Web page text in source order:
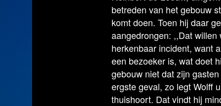
betreden van het gebouw
komt doen. Toen hij daar
aangedrongen: ,,Dat
herkenbaar incident, want
een bezoeker is, wat doet
gebouw niet dat zijn
ergste geval, zo legt Wolff
thuishoort. Dat vindt hij